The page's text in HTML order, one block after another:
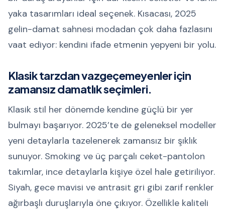
yaka tasarımları ideal seçenek. Kısacası, 2025
gelin-damat sahnesi modadan çok daha fazlasını
vaat ediyor: kendini ifade etmenin yepyeni bir yolu.
Klasik tarzdan vazgeçemeyenler için
zamansız damatlık seçimleri.
Klasik stil her dönemde kendine güçlü bir yer
bulmayı başarıyor. 2025’te de geleneksel modeller
yeni detaylarla tazelenerek zamansız bir şıklık
sunuyor. Smoking ve üç parçalı ceket-pantolon
takımlar, ince detaylarla kişiye özel hale getiriliyor.
Siyah, gece mavisi ve antrasit gri gibi zarif renkler
ağırbaşlı duruşlarıyla öne çıkıyor. Özellikle kaliteli